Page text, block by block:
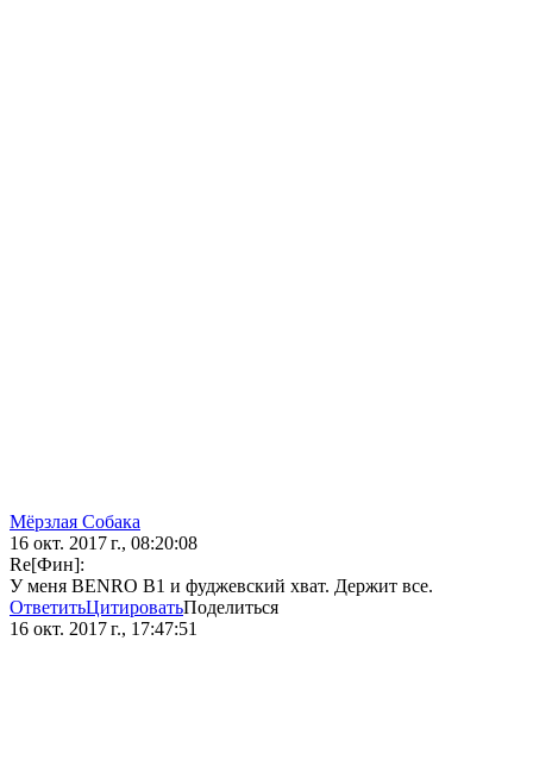
Мёрзлая Собака
16 окт. 2017 г., 08:20:08
Re[Фин]:
У меня BENRO B1 и фуджевский хват. Держит все.
ОтветитьЦитироватьПоделиться
16 окт. 2017 г., 17:47:51